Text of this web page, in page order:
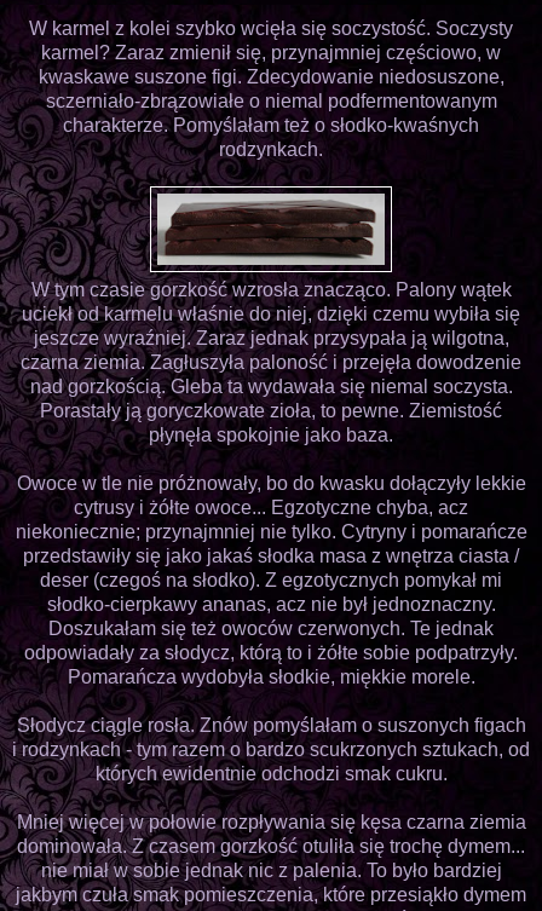
W karmel z kolei szybko wcięła się soczystość. Soczysty
karmel? Zaraz zmienił się, przynajmniej częściowo, w
kwaskawe suszone figi. Zdecydowanie niedosuszone,
sczerniało-zbrązowiałe o niemal podfermentowanym
charakterze. Pomyślałam też o słodko-kwaśnych
rodzynkach.
W tym czasie gorzkość wzrosła znacząco. Palony wątek
uciekł od karmelu właśnie do niej, dzięki czemu wybiła się
jeszcze wyraźniej. Zaraz jednak przysypała ją wilgotna,
czarna ziemia. Zagłuszyła paloność i przejęła dowodzenie
nad gorzkością. Gleba ta wydawała się niemal soczysta.
Porastały ją goryczkowate zioła, to pewne. Ziemistość
płynęła spokojnie jako baza.
Owoce w tle nie próżnowały, bo do kwasku dołączyły lekkie
cytrusy i żółte owoce... Egzotyczne chyba, acz
niekoniecznie; przynajmniej nie tylko. Cytryny i pomarańcze
przedstawiły się jako jakaś słodka masa z wnętrza ciasta /
deser (czegoś na słodko). Z egzotycznych pomykał mi
słodko-cierpkawy ananas, acz nie był jednoznaczny.
Doszukałam się też owoców czerwonych. Te jednak
odpowiadały za słodycz, którą to i żółte sobie podpatrzyły.
Pomarańcza wydobyła słodkie, miękkie morele.
Słodycz ciągle rosła. Znów pomyślałam o suszonych figach
i rodzynkach - tym razem o bardzo scukrzonych sztukach, od
których ewidentnie odchodzi smak cukru.
Mniej więcej w połowie rozpływania się kęsa czarna ziemia
dominowała. Z czasem gorzkość otuliła się trochę dymem...
nie miał w sobie jednak nic z palenia. To było bardziej
jakbym czuła smak pomieszczenia, które przesiąkło dymem